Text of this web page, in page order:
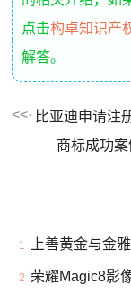
点击构卓知识产
解答。
比亚迪申请注
商标成功
1 上善黄金与金
2 荣耀Magic8影